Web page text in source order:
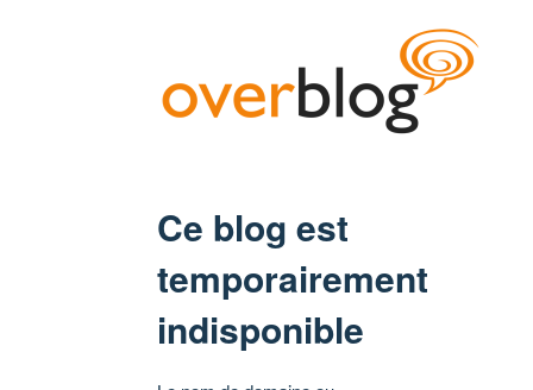
Ce blog est
temporairement
indisponible